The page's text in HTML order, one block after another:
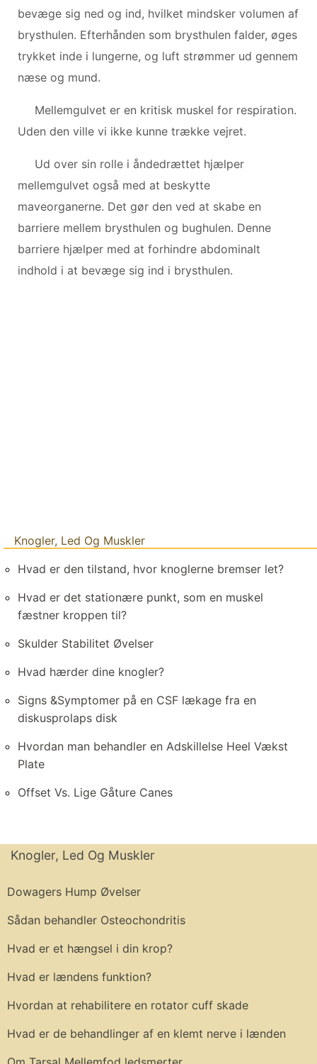
bevæge sig ned og ind, hvilket mindsker volumen af
​​brysthulen. Efterhånden som brysthulen falder, øges
trykket inde i lungerne, og luft strømmer ud gennem
næse og mund.
Mellemgulvet er en kritisk muskel for respiration.
Uden den ville vi ikke kunne trække vejret.
Ud over sin rolle i åndedrættet hjælper
mellemgulvet også med at beskytte
maveorganerne. Det gør den ved at skabe en
barriere mellem brysthulen og bughulen. Denne
barriere hjælper med at forhindre abdominalt
indhold i at bevæge sig ind i brysthulen.
Knogler, Led Og Muskler
Hvad er den tilstand, hvor knoglerne bremser let?
Hvad er det stationære punkt, som en muskel
fæstner kroppen til?
Skulder Stabilitet Øvelser
Hvad hærder dine knogler?
Signs &Symptomer på en CSF lækage fra en
diskusprolaps disk
Hvordan man behandler en Adskillelse Heel Vækst
Plate
Offset Vs. Lige Gåture Canes
Knogler, Led Og Muskler
Dowagers Hump Øvelser
Sådan behandler Osteochondritis
Hvad er et hængsel i din krop?
Hvad er lændens funktion?
Hvordan at rehabilitere en rotator cuff skade
Hvad er de behandlinger af en klemt nerve i lænden